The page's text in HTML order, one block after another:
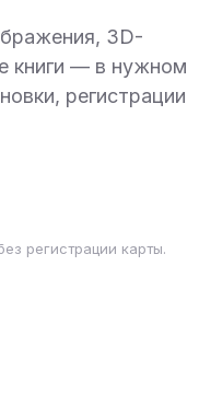
3D-
книги — в нужном
регистрации
регистрации карты.